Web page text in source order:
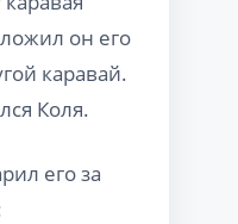
он его
каравай.
Коля.
его за